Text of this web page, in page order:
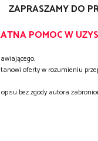
ZAPRASZAMY DO
POMOC W
oferty w rozumieniu
bez zgody autora